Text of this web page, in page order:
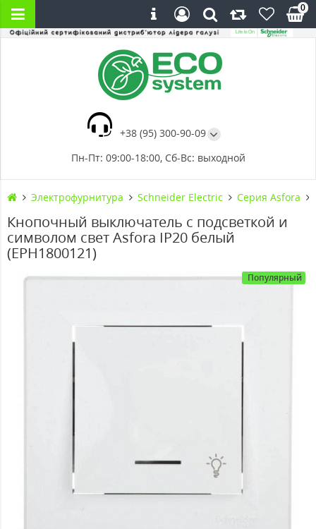
+38 (95) 300-90-09
Пн-Пт: 09:00-18:00, Сб-Вс: выходной
0
Электрофурнитура Schneider Electric Серия Asfora
Кнопочный выключатель с подсветкой и
символом свет Asfora IP20 белый
(EPH1800121)
Популярный